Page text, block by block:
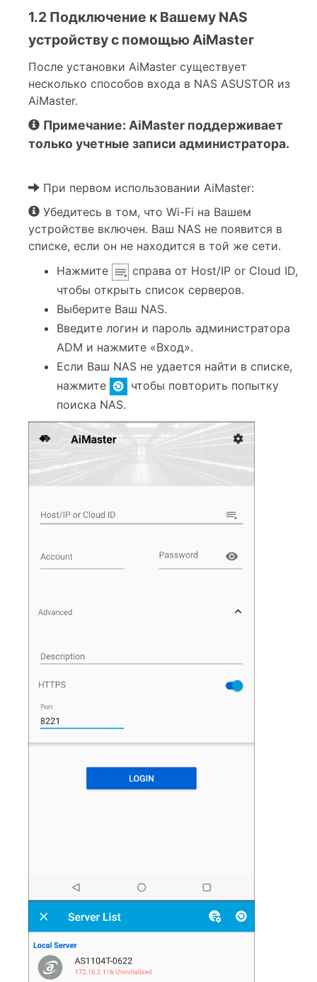
1.2 Подключение к Вашему NAS
устройству с помощью AiMaster
После установки AiMaster существует
несколько способов входа в NAS ASUSTOR из
AiMaster.
Примечание: AiMaster поддерживает
только учетные записи администратора.
При первом использовании AiMaster:
Убедитесь в том, что Wi-Fi на Вашем
устройстве включен. Ваш NAS не появится в
списке, если он не находится в той же сети.
Нажмите
справа от Host/IP or Cloud ID,
чтобы открыть список серверов.
Выберите Ваш NAS.
Введите логин и пароль администратора
ADM и нажмите «Вход».
Если Ваш NAS не удается найти в списке,
нажмите
чтобы повторить попытку
поиска NAS.